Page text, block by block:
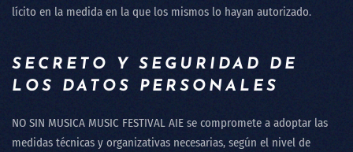
lícito en la medida en la que los mismos lo hayan autorizado.
SECRETO Y SEGURIDAD DE
LOS DATOS PERSONALES
NO SIN MUSICA MUSIC FESTIVAL AIE se compromete a adoptar las
medidas técnicas y organizativas necesarias, según el nivel de